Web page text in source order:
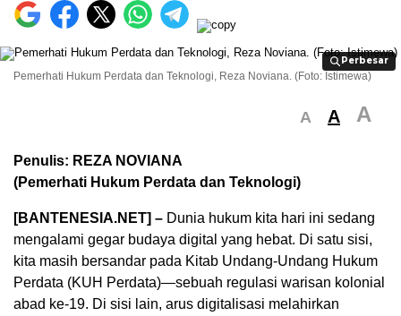
Perbesar
Perbesar
Pemerhati Hukum Perdata dan Teknologi, Reza Noviana. (Foto: Istimewa)
A A A
Penulis: REZA NOVIANA
(Pemerhati Hukum Perdata dan Teknologi)
[BANTENESIA.NET] – Dunia hukum kita hari ini sedang
mengalami gegar budaya digital yang hebat. Di satu sisi,
kita masih bersandar pada Kitab Undang-Undang Hukum
Perdata (KUH Perdata)—sebuah regulasi warisan kolonial
abad ke-19. Di sisi lain, arus digitalisasi melahirkan